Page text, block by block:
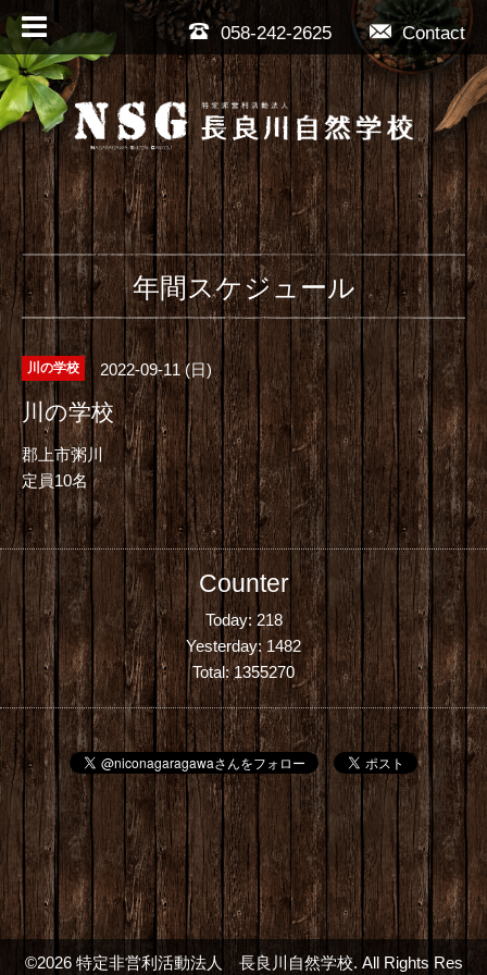
Contact
058-242-2625
年間スケジュール
川の学校 2022-09-11 (日)
川の学校
郡上市粥川
定員10名
Counter
Today: 218
Yesterday: 1482
Total:1355270
©2026 特定非営利活動法人 長良川自然学校. All Rights Res